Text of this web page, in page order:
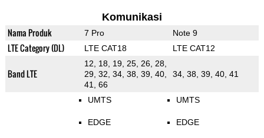
Komunikasi
Nama Produk 7 Pro Note 9
LTE Category (DL) LTE CAT18 LTE CAT12
Band LTE
12, 18, 19, 25, 26, 28,
29, 32, 34, 38, 39, 40,
41, 66
34, 38, 39, 40, 41
UMTS
EDGE
UMTS
EDGE